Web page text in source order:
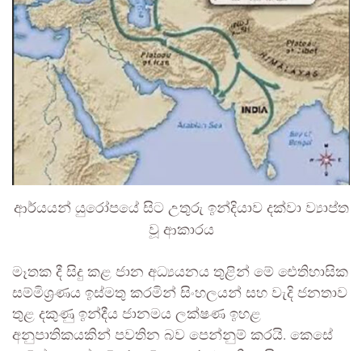
ආර්යයන් යුරෝපයේ සිට උතුරු ඉන්දියාව දක්වා ව්‍යාප්ත
වූ ආකාරය
මෑතක දී සිදු කළ ජාන අධ්‍යයනය තුළින් මේ ඓතිහාසික
සම්මිශ්‍රණය ඉස්මතු කරමින් සිංහලයන් සහ වැදි ජනතාව
තුළ දකුණු ඉන්දීය ජානමය ලක්ෂණ ඉහළ
අනුපාතිකයකින් පවතින බව පෙන්නුම් කරයි. කෙසේ